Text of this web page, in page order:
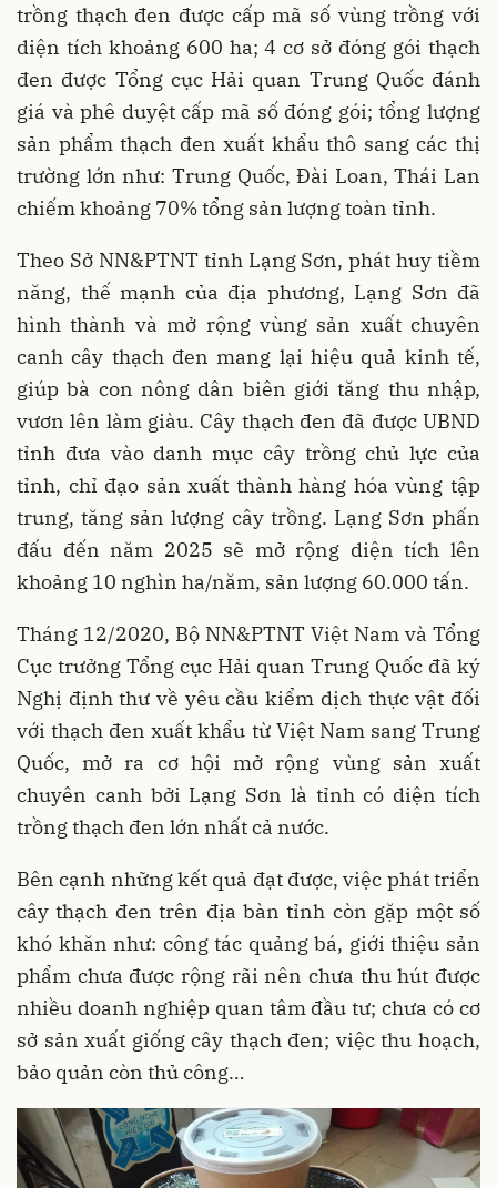
trồng thạch đen được cấp mã số vùng trồng với
diện tích khoảng 600 ha; 4 cơ sở đóng gói thạch
đen được Tổng cục Hải quan Trung Quốc đánh
giá và phê duyệt cấp mã số đóng gói; tổng lượng
sản phẩm thạch đen xuất khẩu thô sang các thị
trường lớn như: Trung Quốc, Đài Loan, Thái Lan
chiếm khoảng 70% tổng sản lượng toàn tỉnh.
Theo Sở NN&PTNT tỉnh Lạng Sơn, phát huy tiềm
năng, thế mạnh của địa phương, Lạng Sơn đã
hình thành và mở rộng vùng sản xuất chuyên
canh cây thạch đen mang lại hiệu quả kinh tế,
giúp bà con nông dân biên giới tăng thu nhập,
vươn lên làm giàu. Cây thạch đen đã được UBND
tỉnh đưa vào danh mục cây trồng chủ lực của
tỉnh, chỉ đạo sản xuất thành hàng hóa vùng tập
trung, tăng sản lượng cây trồng. Lạng Sơn phấn
đấu đến năm 2025 sẽ mở rộng diện tích lên
khoảng 10 nghìn ha/năm, sản lượng 60.000 tấn.
Tháng 12/2020, Bộ NN&PTNT Việt Nam và Tổng
Cục trưởng Tổng cục Hải quan Trung Quốc đã ký
Nghị định thư về yêu cầu kiểm dịch thực vật đối
với thạch đen xuất khẩu từ Việt Nam sang Trung
Quốc, mở ra cơ hội mở rộng vùng sản xuất
chuyên canh bởi Lạng Sơn là tỉnh có diện tích
trồng thạch đen lớn nhất cả nước.
Bên cạnh những kết quả đạt được, việc phát triển
cây thạch đen trên địa bàn tỉnh còn gặp một số
khó khăn như: công tác quảng bá, giới thiệu sản
phẩm chưa được rộng rãi nên chưa thu hút được
nhiều doanh nghiệp quan tâm đầu tư; chưa có cơ
sở sản xuất giống cây thạch đen; việc thu hoạch,
bảo quản còn thủ công…